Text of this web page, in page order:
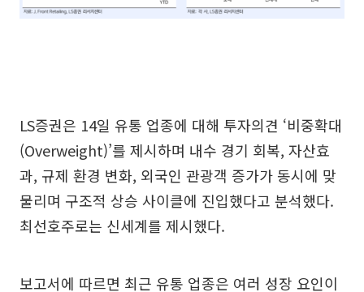
LS증권은 14일 유통 업종에 대해 투자의견 ‘비중확대
(Overweight)’를 제시하며 내수 경기 회복, 자산효
과, 규제 환경 변화, 외국인 관광객 증가가 동시에 맞
물리며 구조적 상승 사이클에 진입했다고 분석했다.
최선호주로는 신세계를 제시했다.
보고서에 따르면 최근 유통 업종은 여러 성장 요인이